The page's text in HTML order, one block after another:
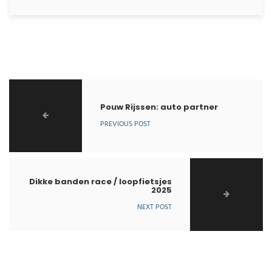
Pouw Rijssen: auto partner
PREVIOUS POST
Dikke banden race / loopfietsjes
2025
NEXT POST